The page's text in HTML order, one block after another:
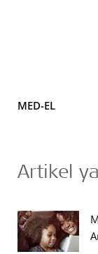
MED-EL
Artikel